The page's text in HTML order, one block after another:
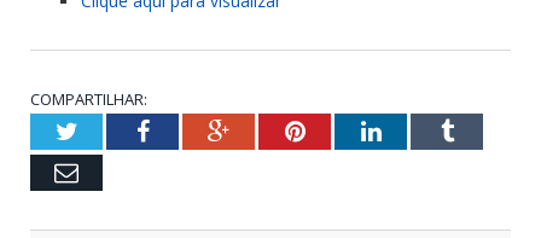
COMPARTILHAR:
TwitterFacebookGoogle+PinterestLinkedInTumblr
Email